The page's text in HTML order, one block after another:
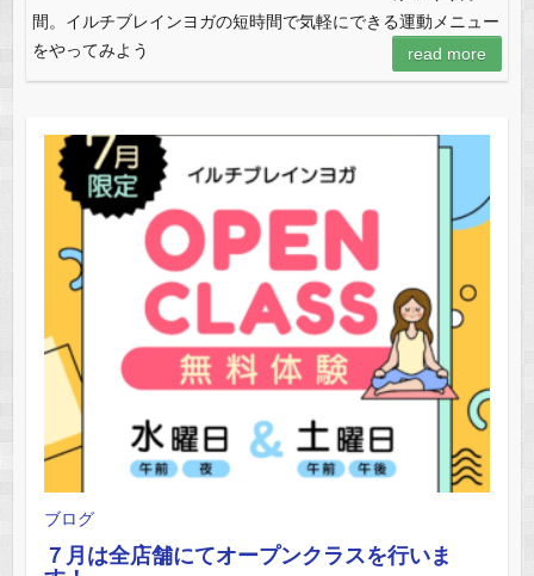
間。イルチブレインヨガの短時間で気軽にできる運動メニュー
をやってみよう
read more
ブログ
７月は全店舗にてオープンクラスを行いま